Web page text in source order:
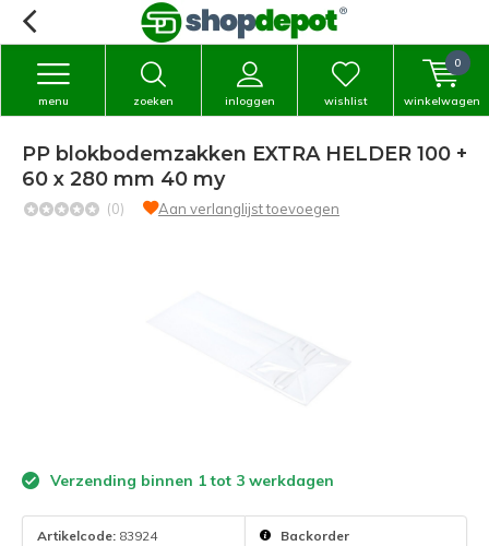
zoeken inloggen
menu wishlist winkelwagen
0
PP blokbodemzakken EXTRA HELDER 100 +
60 x 280 mm 40 my
(0) Aan verlanglijst toevoegen
Verzending binnen 1 tot 3 werkdagen
Artikelcode: 83924 Backorder